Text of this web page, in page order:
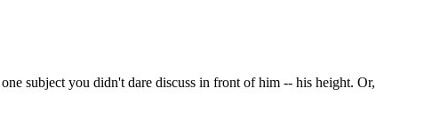
subject you didn't dare discuss in front of him -- his height. Or,